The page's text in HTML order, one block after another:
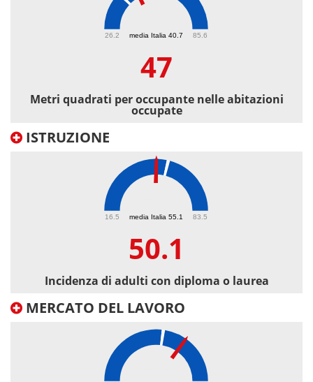
media Italia 40.7
26.2 85.6
47
Metri quadrati per occupante nelle abitazioni
occupate
ISTRUZIONE
media Italia 55.1
16.5 83.5
50.1
Incidenza di adulti con diploma o laurea
MERCATO DEL LAVORO